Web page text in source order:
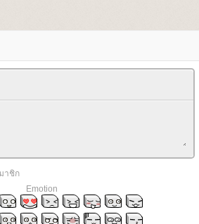
าชิก
Emotion